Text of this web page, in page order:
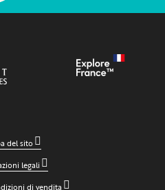
del sito
legali
di vendita